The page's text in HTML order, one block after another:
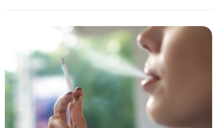
цигарите:
пушам“
секси,
„кул“
пожелно